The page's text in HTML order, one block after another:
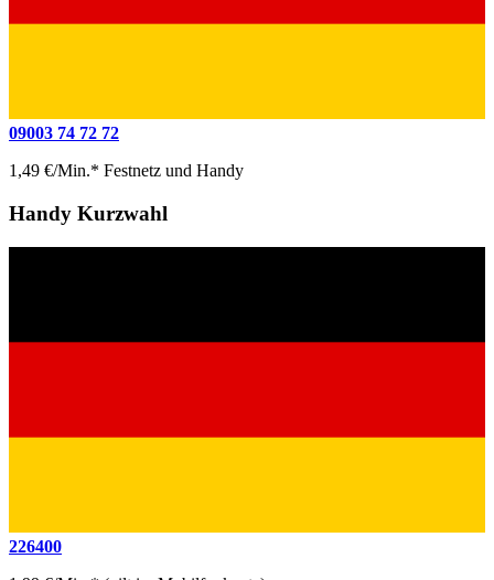
09003 74 72 72
1,49 €/Min.* Festnetz und Handy
Handy Kurzwahl
226400